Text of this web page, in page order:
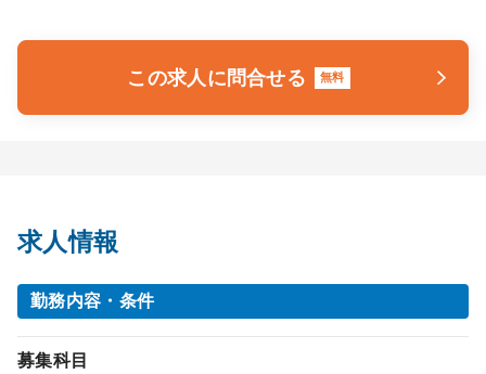
この求人に問合せる 無料
求人情報
勤務内容・条件
募集科目